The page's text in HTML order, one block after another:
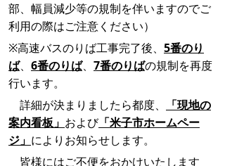
部、幅員減少等の規制を伴いますのでご
利用の際はご注意ください）
※高速バスのりば工事完了後、 5番のり
ば、 6番のりば、 7番のりばの規制を再度
行います。
詳細が決まりましたら都度、
「現地の
案内看板」 および「米子市ホームペー
ジ」 によりお知らせします。
皆様にはご不便をおかけいたします